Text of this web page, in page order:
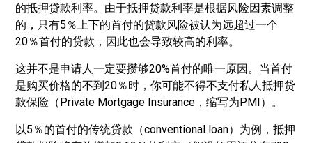
的抵押贷款利率。由于抵押贷款利率是根据风险因素调整
的，只有5％上下的首付的贷款风险被认为远超过一个
20％首付的贷款，因此也会导致较高的利率。
这并不是申请人一定要攒够20%首付的唯一原因。当首付
是购买价格的不到20％时，你可能不得不支付私人抵押贷
款保险（Private Mortgage Insurance，缩写为PMI）。
以5％的首付的传统贷款（conventional loan）为例，抵押